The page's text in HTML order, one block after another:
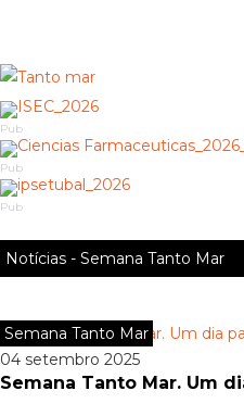
Pub
Pub
Pub
Notícias - Semana Tanto Mar
Semana Tanto Mar
04 setembro 2025
Semana Tanto Mar. Um